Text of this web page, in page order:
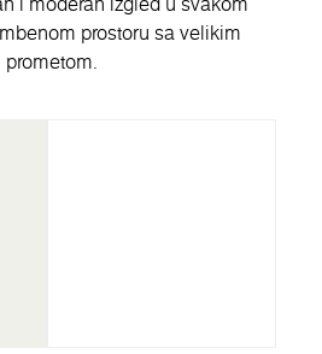
prostoru sa velikim
prometom.